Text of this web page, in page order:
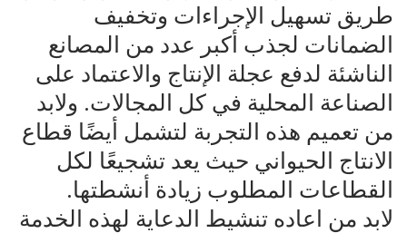
طريق تسهيل الإجراءات وتخفيف
الضمانات لجذب أكبر عدد من المصانع
الناشئة لدفع عجلة الإنتاج والاعتماد على
الصناعة المحلية في كل المجالات. ولابد
من تعميم هذه التجربة لتشمل أيضًا قطاع
الانتاج الحيواني حيث يعد تشجيعًا لكل
القطاعات المطلوب زيادة أنشطتها.
لابد من اعاده تنشيط الدعاية لهذه الخدمة